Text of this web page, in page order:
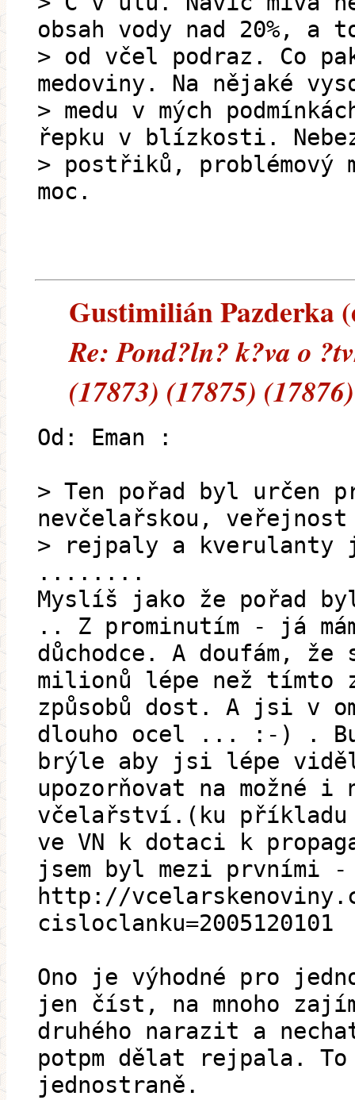
obsah vody nad 20%, a
> od včel podraz. Co
medoviny. Na nějaké
> medu v mých
řepku v blízkosti.
> postřiků, problémový
moc.
Gustimilián Pazderka
Re: Pond?ln? k?va o
(17873) (17875) (17876)
Od: Eman :
> Ten pořad byl určen
nevčelařskou,
> rejpaly a
........
Myslíš jako že pořad
.. Z prominutím - já
důchodce. A doufám, že
milionů lépe než tímto
způsobů dost. A jsi v
dlouho ocel ... :-) .
brýle aby jsi lépe
upozorňovat na možné i
včelařství.(ku příkladu
ve VN k dotaci k
jsem byl mezi prvními
http://
cisloclanku=2005120101
Ono je výhodné pro
jen číst, na mnoho
druhého narazit a
potpm dělat rejpala.
jednostraně.